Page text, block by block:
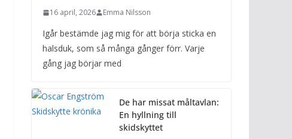
16 april, 2026 Emma Nilsson
Igår bestämde jag mig för att börja sticka en
halsduk, som så många gånger förr. Varje
gång jag börjar med
De har missat måltavlan:
En hyllning till
skidskyttet